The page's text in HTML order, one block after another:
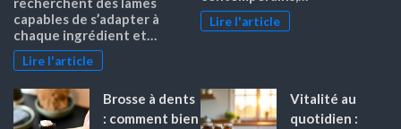
capables de s’adapter à
chaque ingrédient et…
Lire l'article
Lire l'article
Brosse à dents
: comment bien
Vitalité au
quotidien :